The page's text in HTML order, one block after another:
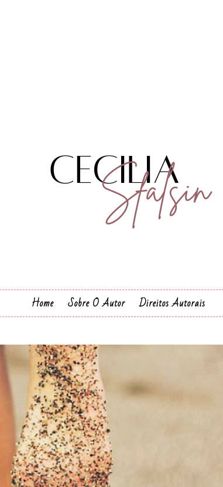
Home Sobre O Autor Direitos Autorais